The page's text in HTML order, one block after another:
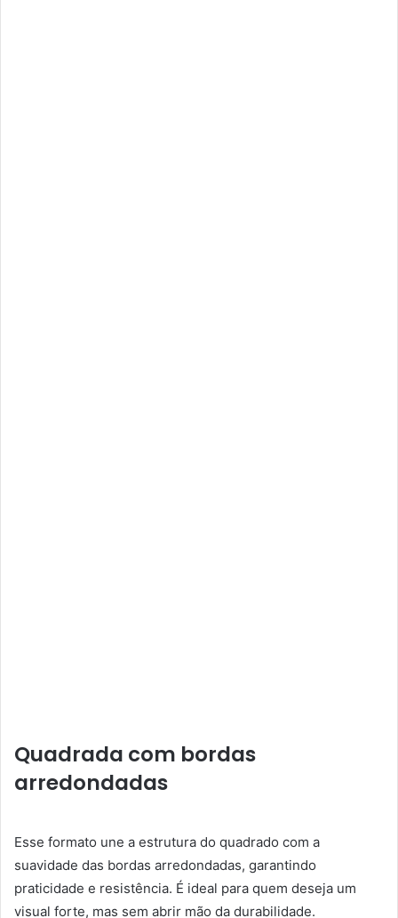
Quadrada com bordas
arredondadas
Esse formato une a estrutura do quadrado com a
suavidade das bordas arredondadas, garantindo
praticidade e resistência. É ideal para quem deseja um
visual forte, mas sem abrir mão da durabilidade.